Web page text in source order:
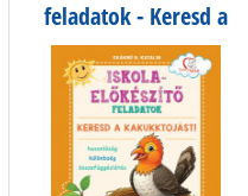
feladatok - Keresd a
kakukktojást!